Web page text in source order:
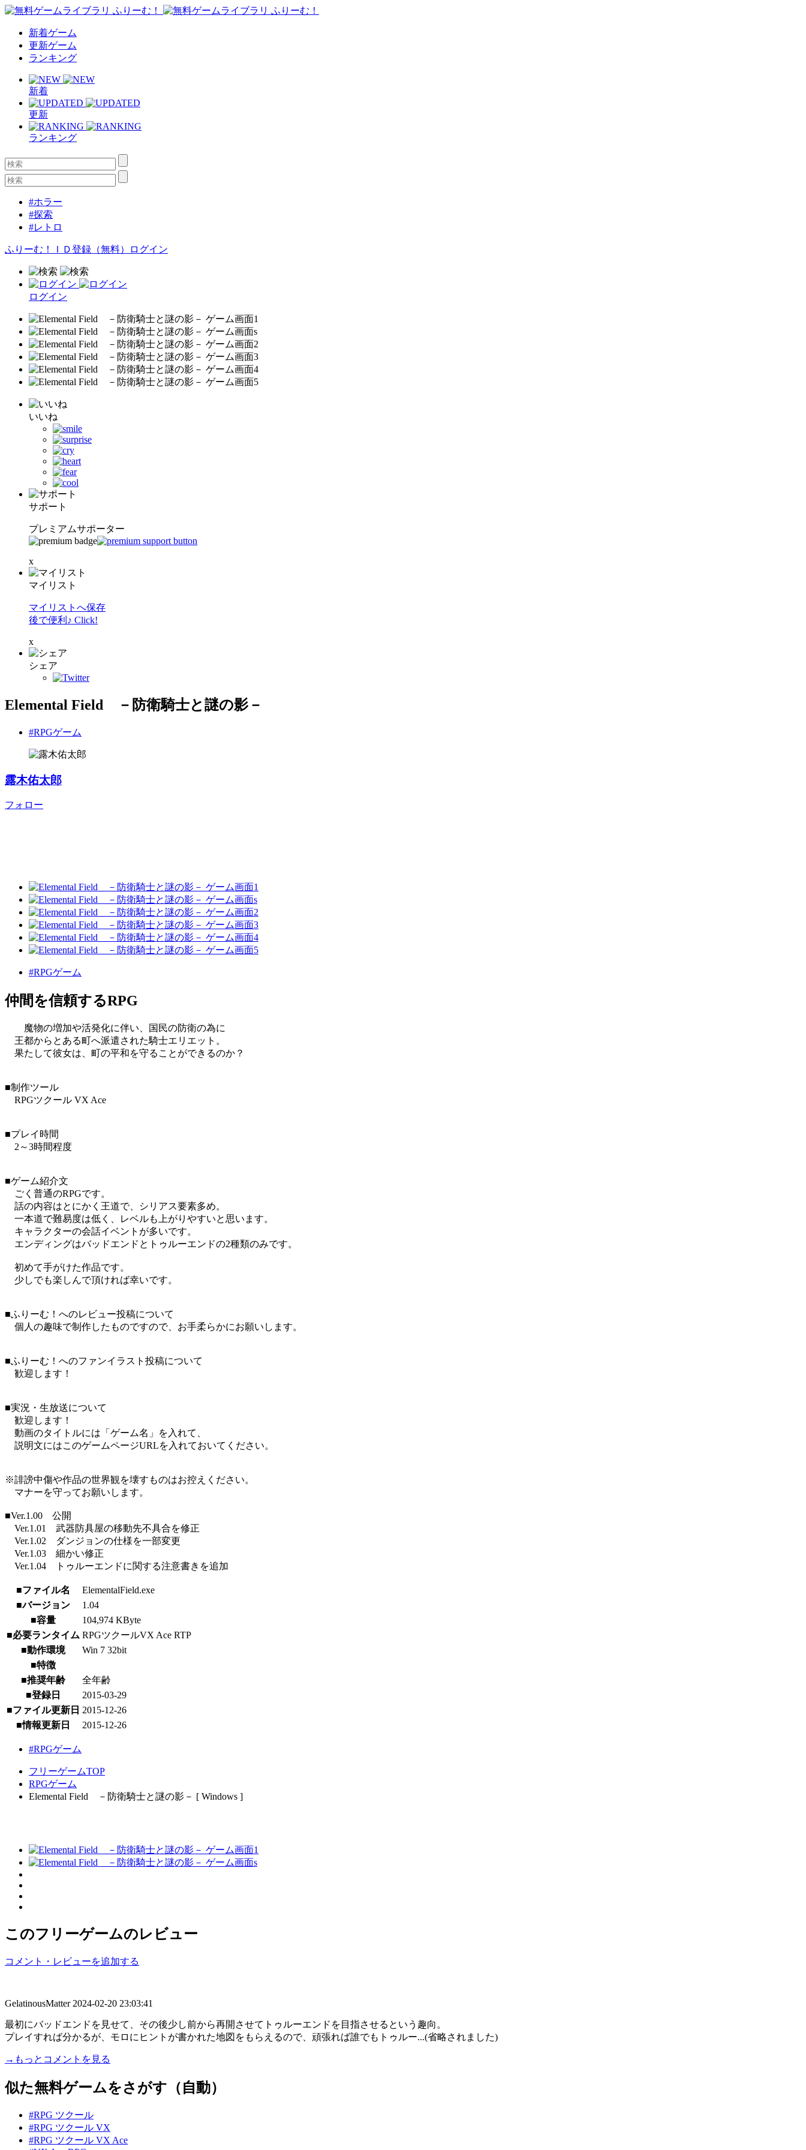
新着ゲーム
更新ゲーム
ランキング
新着
更新
ランキング
#ホラー
#探索
#レトロ
ふりーむ！ＩＤ登録（無料） ログイン
ログイン
いいね
サポート
プレミアムサポーター
x
マイリスト
マイリストへ保存
後で便利♪ Click!
x
シェア
Elemental Field －防衛騎士と謎の影－
#RPGゲーム
露木佑太郎
フォロー
#RPGゲーム
仲間を信頼するRPG
魔物の増加や活発化に伴い、国民の防衛の為に
王都からとある町へ派遣された騎士エリエット。
果たして彼女は、町の平和を守ることができるのか？
■制作ツール
RPGツクール VX Ace
■プレイ時間
2～3時間程度
■ゲーム紹介文
ごく普通のRPGです。
話の内容はとにかく王道で、シリアス要素多め。
一本道で難易度は低く、レベルも上がりやすいと思います。
キャラクターの会話イベントが多いです。
エンディングはバッドエンドとトゥルーエンドの2種類のみです。
初めて手がけた作品です。
少しでも楽しんで頂ければ幸いです。
■ふりーむ！へのレビュー投稿について
個人の趣味で制作したものですので、お手柔らかにお願いします。
■ふりーむ！へのファンイラスト投稿について
歓迎します！
■実況・生放送について
歓迎します！
動画のタイトルには「ゲーム名」を入れて、
説明文にはこのゲームページURLを入れておいてください。
※誹謗中傷や作品の世界観を壊すものはお控えください。
マナーを守ってお願いします。
■Ver.1.00 公開
Ver.1.01 武器防具屋の移動先不具合を修正
Ver.1.02 ダンジョンの仕様を一部変更
Ver.1.03 細かい修正
Ver.1.04 トゥルーエンドに関する注意書きを追加
■ファイル名
ElementalField.exe
■バージョン
1.04
■容量
104,974 KByte
■必要ランタイム RPGツクールVX Ace RTP
■動作環境
Win 7 32bit
■特徴
■推奨年齢
全年齢
■登録日
2015-03-29
■ファイル更新日 2015-12-26
■情報更新日
2015-12-26
#RPGゲーム
フリーゲームTOP
RPGゲーム
Elemental Field －防衛騎士と謎の影－ [ Windows ]
このフリーゲームのレビュー
コメント・レビューを追加する
GelatinousMatter 2024-02-20 23:03:41
最初にバッドエンドを見せて、その後少し前から再開させてトゥルーエンドを目指させるという趣向。
プレイすれば分かるが、モロにヒントが書かれた地図をもらえるので、頑張れば誰でもトゥルー...(省略されました)
→もっとコメントを見る
似た無料ゲームをさがす（自動）
#RPG ツクール
#RPG ツクール VX
#RPG ツクール VX Ace